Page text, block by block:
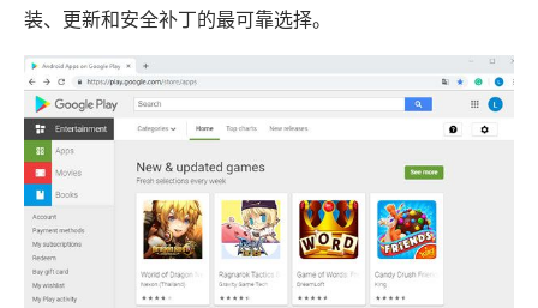
装、更新和安全补丁的最可靠选择。